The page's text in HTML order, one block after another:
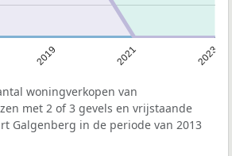
2019 2021 2023
woningverkopen van
met 2 of 3 gevels en vrijstaande
Galgenberg in de periode van 2013